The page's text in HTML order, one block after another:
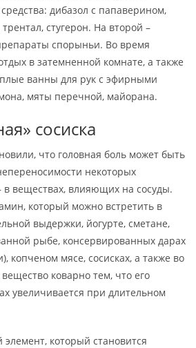
дибазол с папаверином,
стугерон. На второй –
спорыньи. Во время
в затемненной комнате, а также
ванны для рук с эфирными
мяты перечной, майорана.
сосиска
что головная боль может быть
некоторых
в веществах, влияющих на сосуды.
который можно встретить в
выдержки, йогурте, сметане,
рыбе, консервированных дарах
копченом мясе, сосисках, а также во
коварно тем, что его
увеличивается при длительном
который становится